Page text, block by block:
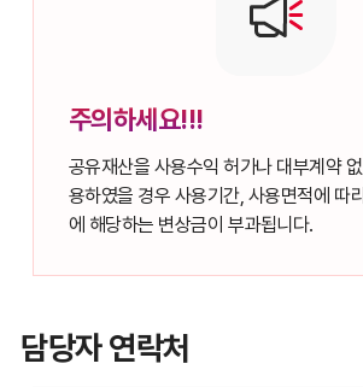
주의하세요!!!
공유재산을 사용수익 허가나 대부계약
용하였을 경우 사용기간, 사용면적에 따
에 해당하는 변상금이 부과됩니다.
담당자 연락처